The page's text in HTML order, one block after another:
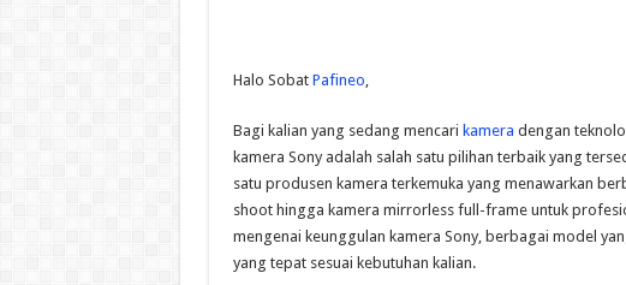
Halo Sobat Pafineo
Bagi kalian yang sedang mencari kamera dengan
kamera Sony adalah salah satu pilihan terbaik yang
satu produsen kamera terkemuka yang menawarkan
shoot hingga kamera mirrorless full-frame untuk
mengenai keunggulan kamera Sony, berbagai model
yang tepat sesuai kebutuhan kalian.